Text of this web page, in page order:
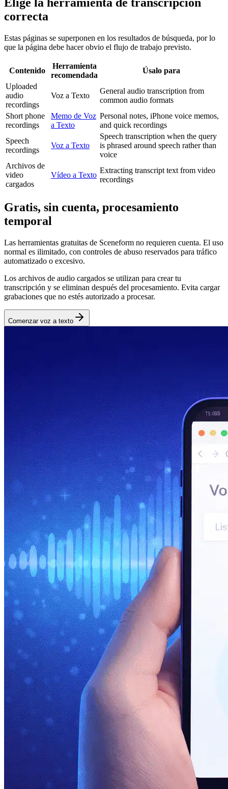
correcta
Estas páginas se superponen en los resultados de búsqueda, por lo
que la página debe hacer obvio el flujo de trabajo previsto.
Contenido
Herramienta
recomendada
Úsalo para
Uploaded
audio
recordings
Voz a Texto
General audio transcription from
common audio formats
Short phone
recordings
Memo de Voz
a Texto
Personal notes, iPhone voice memos,
and quick recordings
Speech
recordings
Voz a Texto
Speech transcription when the query
is phrased around speech rather than
voice
Archivos de
video
cargados
Vídeo a Texto
Extracting transcript text from video
recordings
Gratis, sin cuenta, procesamiento
temporal
Las herramientas gratuitas de Sceneform no requieren cuenta. El uso
normal es ilimitado, con controles de abuso reservados para tráfico
automatizado o excesivo.
Los archivos de audio cargados se utilizan para crear tu
transcripción y se eliminan después del procesamiento. Evita cargar
grabaciones que no estés autorizado a procesar.
Comenzar voz a texto